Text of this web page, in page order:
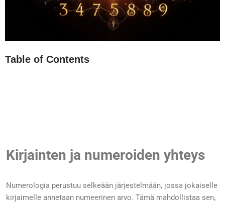
Table of Contents
Kirjainten ja numeroiden yhteys
Numerologia perustuu selkeään järjestelmään, jossa jokaiselle
kirjaimelle annetaan numeerinen arvo. Tämä mahdollistaa sen,